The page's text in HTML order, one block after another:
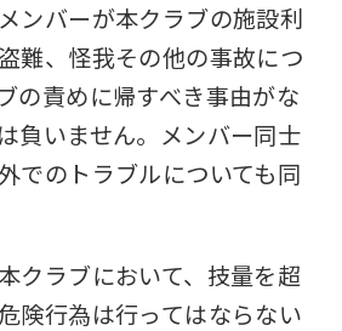
ンバーが本クラブの施設利
難、怪我その他の事故につ
の責めに帰すべき事由がな
負いません。メンバー同士
でのトラブルについても同
クラブにおいて、技量を超
険行為は行ってはならない